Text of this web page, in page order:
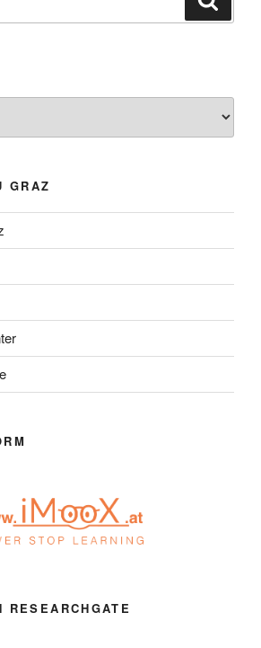
GRAZ
RESEARCHGATE